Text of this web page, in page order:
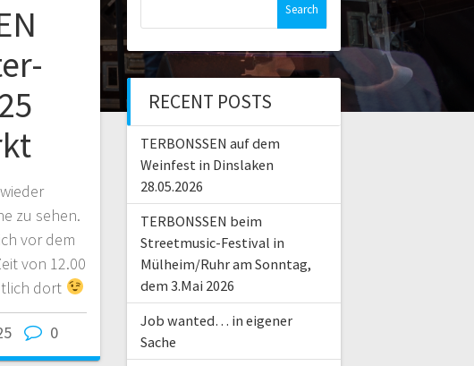
zu sehen.
vor dem
von 12.00
dort
0
RECENT POSTS
TERBONSSEN auf dem
Weinfest in Dinslaken
28.05.2026
TERBONSSEN beim
Streetmusic-Festival in
Mülheim/Ruhr am Sonntag,
dem 3.Mai 2026
Job wanted… in eigener
Sache